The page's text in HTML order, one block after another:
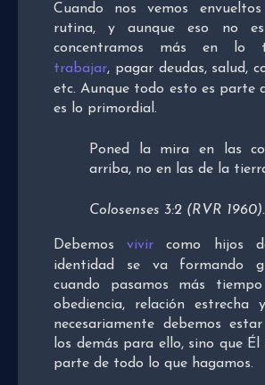
Cuando nos vemos
rutina, y aunque eso no
concentramos más en lo
trabajar, pagar deudas, salud,
etc. Aunque todo esto es parte
es lo primordial.
Poned la mira en las
arriba, no en las de la
Colosenses 3:2 (RVR 1960).
Debemosvivir como hijos
identidad se va formando
cuando pasamos más
obediencia, relación estrecha
necesariamente debemos
los demás para ello, sino que
parte de todo lo que hagamos.